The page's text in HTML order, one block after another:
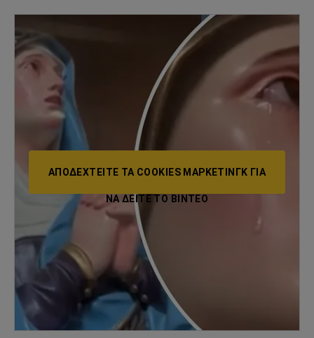
ΑΠΟΔΕΧΤΕΊΤΕ ΤΑ COOKIES ΜΆΡΚΕΤΙΝΓΚ ΓΙΑ
ΝΑ ΔΕΊΤΕ ΤΟ ΒΙΝΤΕΟ